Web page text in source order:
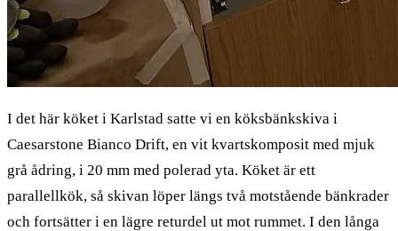
I det här köket i Karlstad satte vi en köksbänkskiva i
Caesarstone Bianco Drift, en vit kvartskomposit med mjuk
grå ådring, i 20 mm med polerad yta. Köket är ett
parallellkök, så skivan löper längs två motstående bänkrader
och fortsätter i en lägre returdel ut mot rummet. I den långa